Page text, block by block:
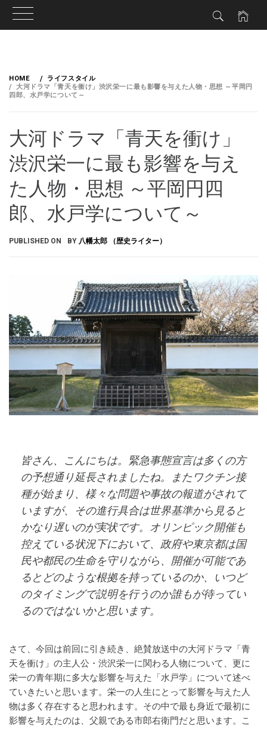
HOME
ライフスタイル
大河ドラマ「青天を衝け」渋沢栄一に最も影響を与えた人物・思想 ～平岡円
四郎、水戸学について～
大河ドラマ「青天を衝け」
渋沢栄一に最も影響を与え
た人物・思想 ～平岡円四
郎、水戸学について～
PUBLISHED ON BY 八幡太郎 （歴史ライター）
皆さん、こんにちは。緊急事態宣言は多くの方
の予想通り延長されましたね。またワクチン接
種が始まり、様々な問題や事故の報道がされて
いますが、その進行具合は世界基準から見ると
かなり遅いのが実状です。オリンピック開催も
控えている状況下において、政府や東京都は国
民や都民の生命を守りながら、開催が可能であ
るとどのような根拠を持っているのか、いつど
のタイミングで説明を行うのか誰もが待ってい
るのではないかと思います。
さて、今回は前回に引き続き、絶賛放送中の大河ドラマ「青
天を衝け」の主人公・渋沢栄一に関わる人物について、更に
栄一の青年期に多大な影響を与えた「水戸学」について述べ
ていきたいと思います。栄一の人生にとって影響を与えた人
物は多く存在すると思われます。その中で最も身近で最初に
影響を与えたのは、父親である市郎右衛門だと思います。こ